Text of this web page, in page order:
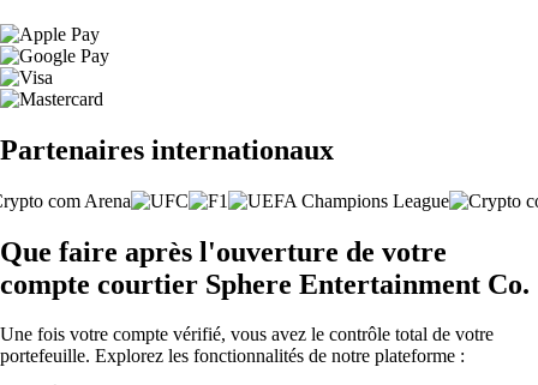
Partenaires internationaux
Que faire après l'ouverture de votre
compte courtier Sphere Entertainment Co.
Une fois votre compte vérifié, vous avez le contrôle total de votre
portefeuille. Explorez les fonctionnalités de notre plateforme :